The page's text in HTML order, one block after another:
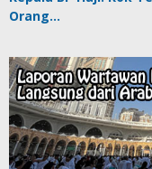
Orang…